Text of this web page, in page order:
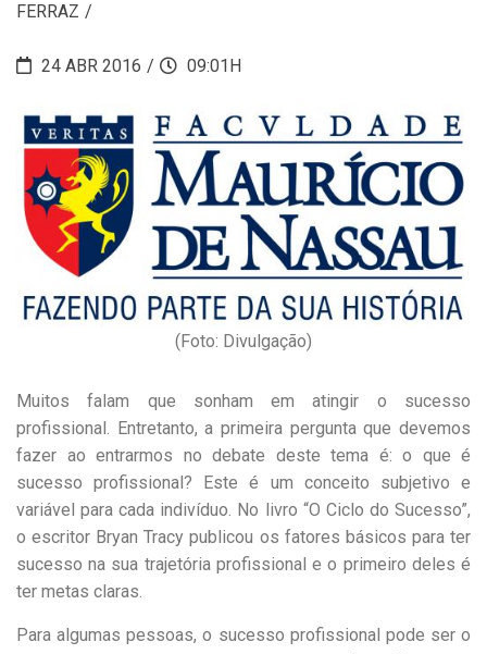
FERRAZ
24 ABR 2016 09:01H
(Foto: Divulgação)
Muitos falam que sonham em atingir o sucesso
profissional. Entretanto, a primeira pergunta que devemos
fazer ao entrarmos no debate deste tema é: o que é
sucesso profissional? Este é um conceito subjetivo e
variável para cada indivíduo. No livro “O Ciclo do Sucesso”,
o escritor Bryan Tracy publicou os fatores básicos para ter
sucesso na sua trajetória profissional e o primeiro deles é
ter metas claras.
Para algumas pessoas, o sucesso profissional pode ser o